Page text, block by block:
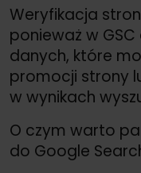
Weryfikacja
ponieważ w
danych, które
promocji strony
w wynikach
O czym warto
do Google